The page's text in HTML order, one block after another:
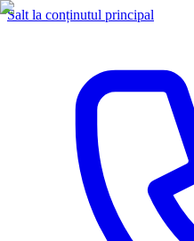
Salt la conținutul principal